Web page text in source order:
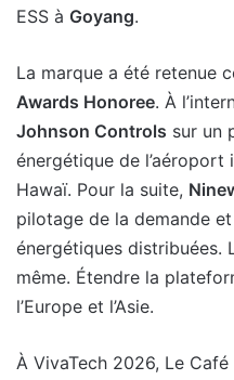
ESS à Goyang.
La marque a été retenue
Awards Honoree. À
Johnson Controls sur un
énergétique de l’aéroport
Hawaï. Pour la suite,
pilotage de la demande
énergétiques distribuées.
même. Étendre la
l’Europe et l’Asie.
À VivaTech 2026, Le